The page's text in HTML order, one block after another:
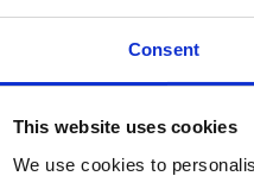
Consent
This website uses cookies
We use cookies to